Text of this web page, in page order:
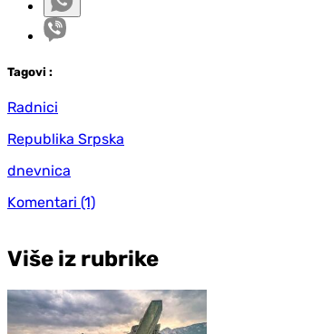
Tagovi :
Radnici
Republika Srpska
dnevnica
Komentari (1)
Više iz rubrike